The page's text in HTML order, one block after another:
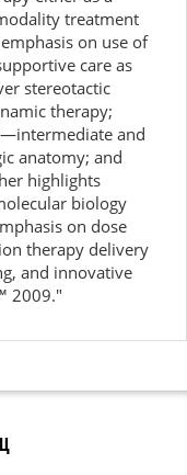
treatment
on use of
care as
stereotactic
therapy;
and
anatomy; and
highlights
biology
on dose
therapy delivery
and innovative
2009."